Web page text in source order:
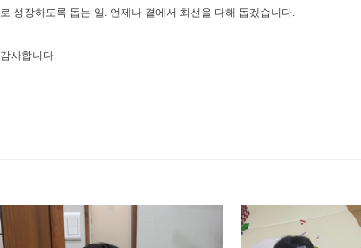
로 성장하도록 돕는 일. 언제나 곁에서 최선을 다해 돕겠습니다.
감사합니다.